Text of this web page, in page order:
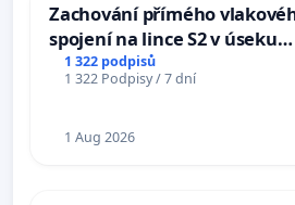
Zachování přímého
spojení na lince S2 v úseku
Ostrava – Bohumín – Karviná
Mosty u Jablunkova
1 322 podpisů
1 322 Podpisy / 7 dní
1 Aug 2026